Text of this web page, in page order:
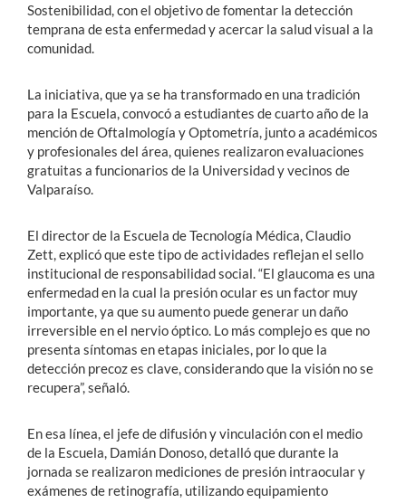
Sostenibilidad, con el objetivo de fomentar la detección
temprana de esta enfermedad y acercar la salud visual a la
comunidad.
La iniciativa, que ya se ha transformado en una tradición
para la Escuela, convocó a estudiantes de cuarto año de la
mención de Oftalmología y Optometría, junto a académicos
y profesionales del área, quienes realizaron evaluaciones
gratuitas a funcionarios de la Universidad y vecinos de
Valparaíso.
El director de la Escuela de Tecnología Médica, Claudio
Zett, explicó que este tipo de actividades reflejan el sello
institucional de responsabilidad social. “El glaucoma es una
enfermedad en la cual la presión ocular es un factor muy
importante, ya que su aumento puede generar un daño
irreversible en el nervio óptico. Lo más complejo es que no
presenta síntomas en etapas iniciales, por lo que la
detección precoz es clave, considerando que la visión no se
recupera”, señaló.
En esa línea, el jefe de difusión y vinculación con el medio
de la Escuela, Damián Donoso, detalló que durante la
jornada se realizaron mediciones de presión intraocular y
exámenes de retinografía, utilizando equipamiento